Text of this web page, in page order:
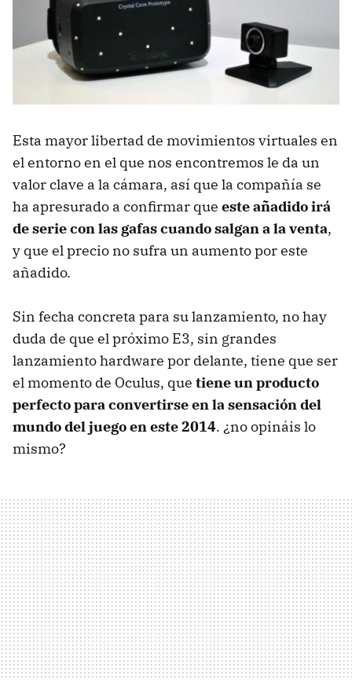
Esta mayor libertad de movimientos virtuales en
el entorno en el que nos encontremos le da un
valor clave a la cámara, así que la compañía se
ha apresurado a confirmar que este añadido irá
de serie con las gafas cuando salgan a la venta,
y que el precio no sufra un aumento por este
añadido.
Sin fecha concreta para su lanzamiento, no hay
duda de que el próximo E3, sin grandes
lanzamiento hardware por delante, tiene que ser
el momento de Oculus, que tiene un producto
perfecto para convertirse en la sensación del
mundo del juego en este 2014. ¿no opináis lo
mismo?